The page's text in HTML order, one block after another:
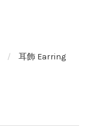
耳飾 Earring